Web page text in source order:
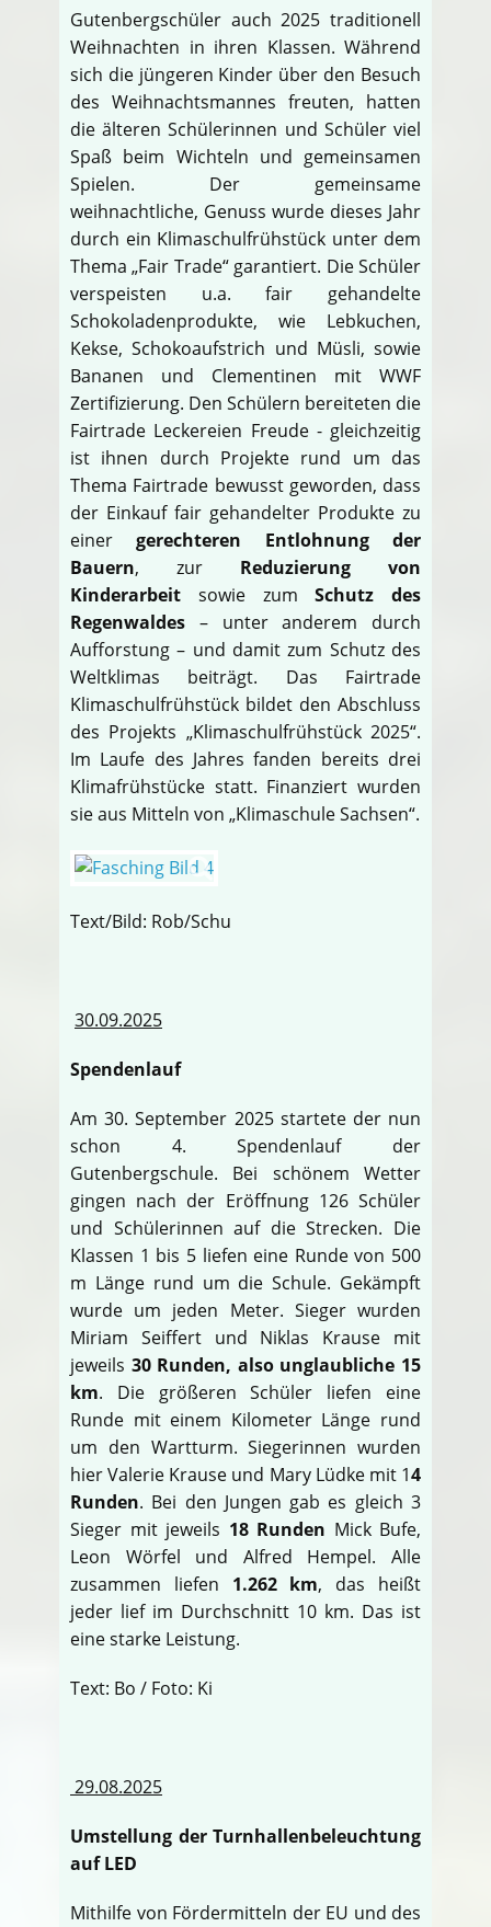
Gutenbergschüler auch 2025 traditionell
Weihnachten in ihren Klassen. Während
sich die jüngeren Kinder über den Besuch
des Weihnachtsmannes freuten, hatten
die älteren Schülerinnen und Schüler viel
Spaß beim Wichteln und gemeinsamen
Spielen. Der gemeinsame
weihnachtliche, Genuss wurde dieses Jahr
durch ein Klimaschulfrühstück unter dem
Thema „Fair Trade“ garantiert. Die Schüler
verspeisten u.a. fair gehandelte
Schokoladenprodukte, wie Lebkuchen,
Kekse, Schokoaufstrich und Müsli, sowie
Bananen und Clementinen mit WWF
Zertifizierung. Den Schülern bereiteten die
Fairtrade Leckereien Freude - gleichzeitig
ist ihnen durch Projekte rund um das
Thema Fairtrade bewusst geworden, dass
der Einkauf fair gehandelter Produkte zu
einergerechteren Entlohnung der
Bauern, zur Reduzierung von
Kinderarbeit sowie zumSchutz des
Regenwaldes – unter anderem durch
Aufforstung – und damit zum Schutz des
Weltklimas beiträgt. Das Fairtrade
Klimaschulfrühstück bildet den Abschluss
des Projekts „Klimaschulfrühstück 2025“.
Im Laufe des Jahres fanden bereits drei
Klimafrühstücke statt. Finanziert wurden
sie aus Mitteln von „Klimaschule Sachsen“.
Text/Bild: Rob/Schu
30.09.2025
Spendenlauf
Am 30. September 2025 startete der nun
schon 4. Spendenlauf der
Gutenbergschule. Bei schönem Wetter
gingen nach der Eröffnung 126 Schüler
und Schülerinnen auf die Strecken. Die
Klassen 1 bis 5 liefen eine Runde von 500
m Länge rund um die Schule. Gekämpft
wurde um jeden Meter. Sieger wurden
Miriam Seiffert und Niklas Krause mit
jeweils 30 Runden, also unglaubliche 15
km. Die größeren Schüler liefen eine
Runde mit einem Kilometer Länge rund
um den Wartturm. Siegerinnen wurden
hier Valerie Krause und Mary Lüdke mit 14
Runden. Bei den Jungen gab es gleich 3
Sieger mit jeweils 18 Runden Mick Bufe,
Leon Wörfel und Alfred Hempel. Alle
zusammen liefen 1.262 km, das heißt
jeder lief im Durchschnitt 10 km. Das ist
eine starke Leistung.
Text: Bo / Foto: Ki
29.08.2025
Umstellung der Turnhallenbeleuchtung
auf LED
Mithilfe von Fördermitteln der EU und des